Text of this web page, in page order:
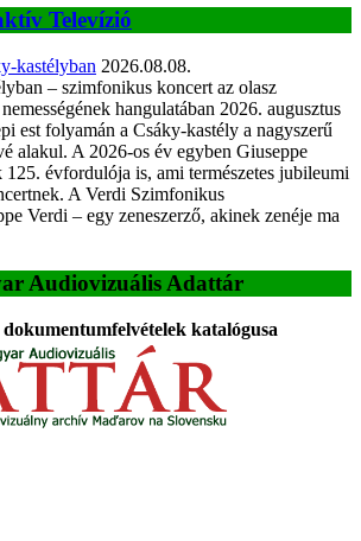
Televízió
kastélyban 2026.08.08.
– szimfonikus koncert az olasz
hangulatában 2026. augusztus
est folyamán a Csáky-kastély a nagyszerű
alakul. A 2026-os év egyben Giuseppe
125. évfordulója is, ami természetes jubileumi
A Verdi Szimfonikus
Verdi – egy zeneszerző, akinek zenéje ma
Audiovizuális Adattár
katalógusa